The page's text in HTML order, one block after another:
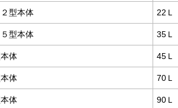
型本体 22Ｌ
型本体 35Ｌ
体 45Ｌ
体 70Ｌ
体 90Ｌ